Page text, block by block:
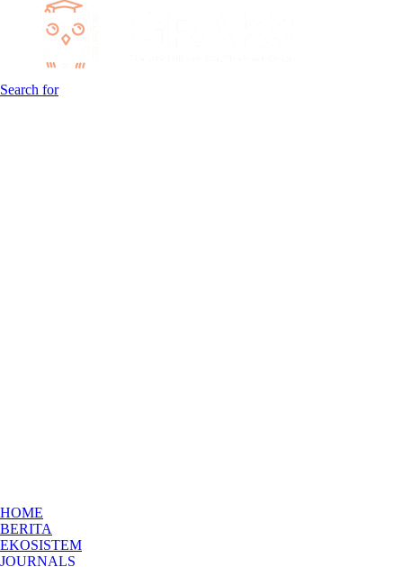
Search for
HOME
BERITA
EKOSISTEM
JOURNALS